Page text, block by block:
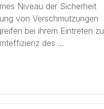
Niveau der Sicherheit
von Verschmutzungen
bei ihrem Eintreten zu
des ...